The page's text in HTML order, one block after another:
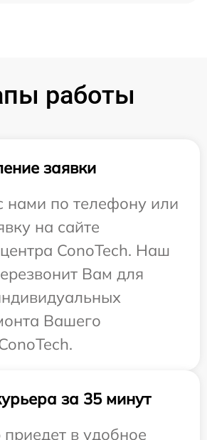
работы
заявки
нами по телефону или
на сайте
ConoTech. Наш
Вам для
Вашего
за 35 минут
в удобное